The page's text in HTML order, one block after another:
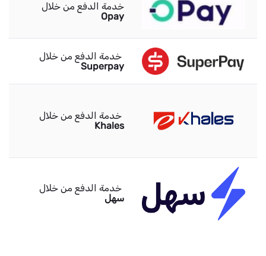
خدمة الدفع من خلال
Opay
خدمة الدفع من خلال
Superpay
خدمة الدفع من خلال
Khales
خدمة الدفع من خلال
سهل